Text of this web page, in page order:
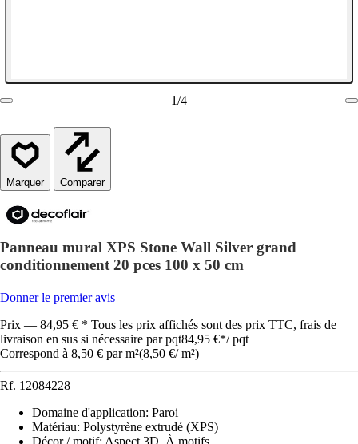
1/4
Comparer
Panneau mural XPS Stone Wall Silver grand
conditionnement 20 pces 100 x 50 cm
Donner le premier avis
Prix — 84,95 € * Tous les prix affichés sont des prix TTC, frais de
livraison en sus si nécessaire par pqt84,95 €*/ pqt
Correspond à 8,50 € par m²(8,50 €/ m²)
Rf. 12084228
Domaine d'application: Paroi
Matériau: Polystyrène extrudé (XPS)
Décor / motif: Aspect 3D, À motifs